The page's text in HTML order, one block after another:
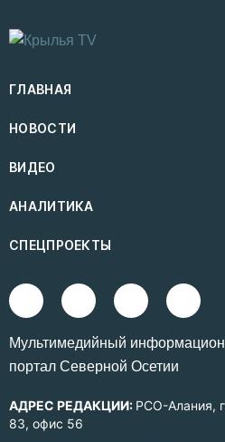
ГЛАВНАЯ
НОВОСТИ
ВИДЕО
АНАЛИТИКА
СПЕЦПРОЕКТЫ
Mультимедийный
портал Северной Осетии
АДРЕС РЕДАКЦИИ: РСО-Алания,
83, офис 56